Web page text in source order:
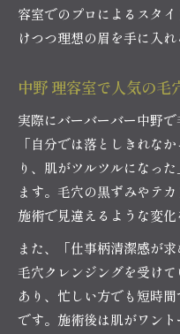
容室でのプロによるスタ
けつつ理想の眉を手に入れ
中野 理容室で人気の毛
実際にバーバーバー中野で
「自分では落としきれな
り、肌がツルツルになっ
ます。毛穴の黒ずみやテ
施術で見違えるような変化
また、「仕事柄清潔感が
毛穴クレンジングを受け
あり、忙しい方でも短時
です。施術後は肌がワン